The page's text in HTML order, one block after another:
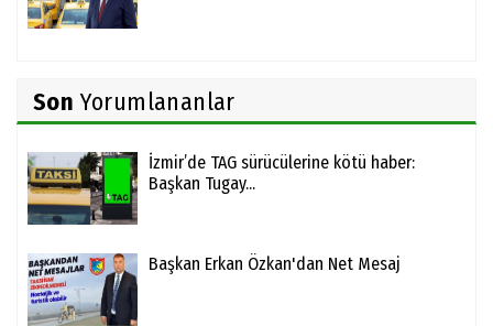
Son Yorumlananlar
İzmir’de TAG sürücülerine kötü haber:
Başkan Tugay...
Başkan Erkan Özkan'dan Net Mesaj